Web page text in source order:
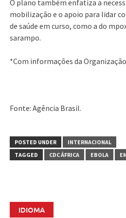
O plano também enfatiza a
mobilização e o apoio para lidar
de saúde em curso, como a do
sarampo.
*Com informações da Organização
Fonte: Agência Brasil.
POSTED UNDER
INTERNACIONAL
TAGGED
CDC ÁFRICA EBOLA
IDIOMA